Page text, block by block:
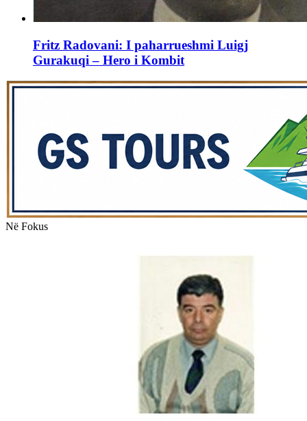
Fritz Radovani: I paharrueshmi Luigj
Gurakuqi – Hero i Kombit
Në Fokus